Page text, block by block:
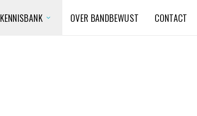
KENNISBANK expand_more OVER BANDBEWUST CONTACT